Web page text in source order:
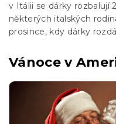
v Itálii se dárky rozbalují
některých italských
prosince, kdy dárky
Vánoce v